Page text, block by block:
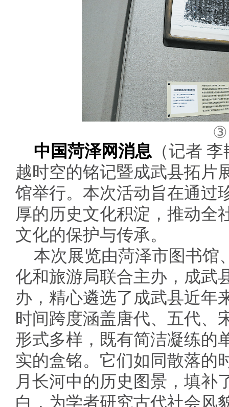
③
中国菏泽网消息 （记者
越时空的铭记暨成武县拓片
馆举行。本次活动旨在通过
厚的历史文化积淀，推动全
文化的保护与传承。
本次展览由菏泽市图书馆
化和旅游局联合主办，成武
办，精心遴选了成武县近年
时间跨度涵盖唐代、五代、
形式多样，既有简洁凝练的
实的盒铭。它们如同散落的
月长河中的历史图景，填补
白，为学者研究古代社会风